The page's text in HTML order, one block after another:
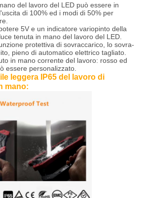
del lavoro del LED può essere in
di 100% ed i modi di 50% per
5V e un indicatore variopinto della
tenuta in mano del lavoro del LED.
protettiva di sovraccarico, lo sovra-
pieno di automatico elettrico tagliato.
in mano corrente del lavoro: rosso ed
essere personalizzato.
leggera IP65 del lavoro di
mano: